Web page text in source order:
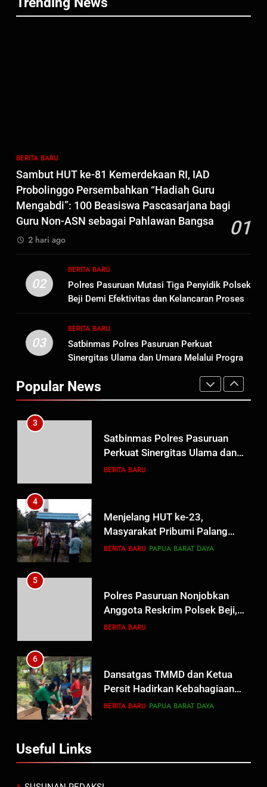
BERITA BARU
Sambut HUT ke-81 Kemerdekaan RI, IAD
Probolinggo Persembahkan “Hadiah Guru
Mengabdi”: 100 Beasiswa Pascasarjana bagi
Guru Non-ASN sebagai Pahlawan Bangsa
01
2 hari ago
02
BERITA BARU
Polres Pasuruan Mutasi Tiga Penyidik Polsek
Beji Demi Efektivitas dan Kelancaran Proses
Penyidikan
03
BERITA BARU
Satbinmas Polres Pasuruan Perkuat
Sinergitas Ulama dan Umara Melalui Program
Popular News
Penanganan Dugaan
8
Polres Pasuruan Beri Klarifikasi
Meninggalnya Korban Diduga
Tersangka Judol, Komitmen
Sambut HUT ke-81
Kemerdekaan RI, IAD
“Hadiah Guru Mengabdi”: 100
Beasiswa Pascasarjana bagi
Guru Non-ASN sebagai
BERITA BARU
2
Polres Pasuruan Mutasi Tiga
Penyidik Polsek Beji Demi
Efektivitas dan Kelancaran
Proses Penyidikan
3
Satbinmas Polres Pasuruan
Perkuat Sinergitas Ulama dan
Umara Melalui Program Rabu
BERITA BARU
4
Menjelang HUT ke-23,
Masyarakat Pribumi Palang
Tugu Sejarah Trikora
BERITA BARU PAPUA BARAT DAYA
5
Polres Pasuruan Nonjobkan
Anggota Reskrim Polsek Beji,
Wujud Komitmen Transparansi
BERITA BARU
6
Dansatgas TMMD dan Ketua
Persit Hadirkan Kebahagiaan
bagi Mama-Mama dan Anak-
BERITA BARU PAPUA BARAT DAYA
Kabupaten Sorong Tidak Sah
BERITA BARU
Useful Links